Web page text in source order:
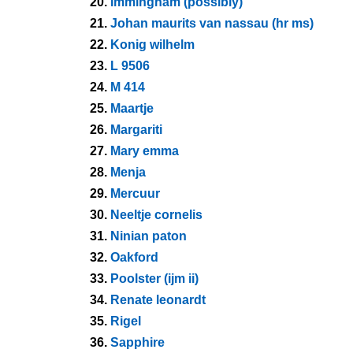
21. Johan maurits van nassau (hr ms)
22. Konig wilhelm
23. L 9506
24. M 414
25. Maartje
26. Margariti
27. Mary emma
28. Menja
29. Mercuur
30. Neeltje cornelis
31. Ninian paton
32. Oakford
33. Poolster (ijm ii)
34. Renate leonardt
35. Rigel
36. Sapphire